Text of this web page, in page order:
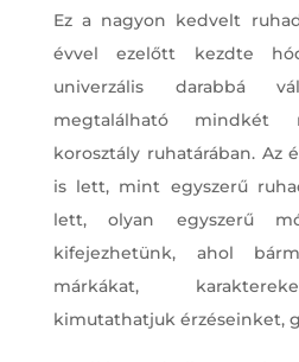
Ez a nagyon kedvelt
évvel ezelőtt kezdte
univerzális darabbá
megtalálható
korosztály ruhatárában. Az
is lett, mint egyszerű
lett, olyan egyszerű
kifejezhetünk, ahol
márkákat,
kimutathatjuk érzéseinket,